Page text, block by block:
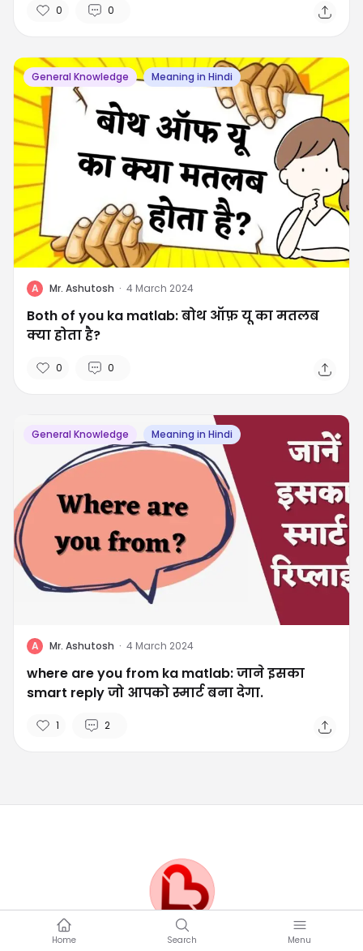
Home Search Menu
0 0
General Knowledge Meaning in Hindi
A Mr. Ashutosh · 4 March 2024
Both of you ka matlab: बोथ ऑफ़ यू का मतलब
क्या होता है?
0 0
General Knowledge Meaning in Hindi
A Mr. Ashutosh · 4 March 2024
where are you from ka matlab: जाने इसका
smart reply जो आपको स्मार्ट बना देगा.
1 2